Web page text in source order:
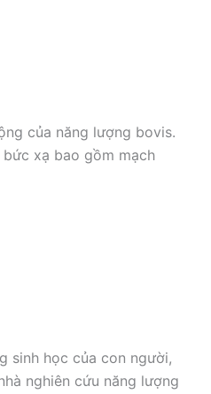
của năng lượng bovis.
xạ bao gồm mạch
sinh học của con người,
nghiên cứu năng lượng